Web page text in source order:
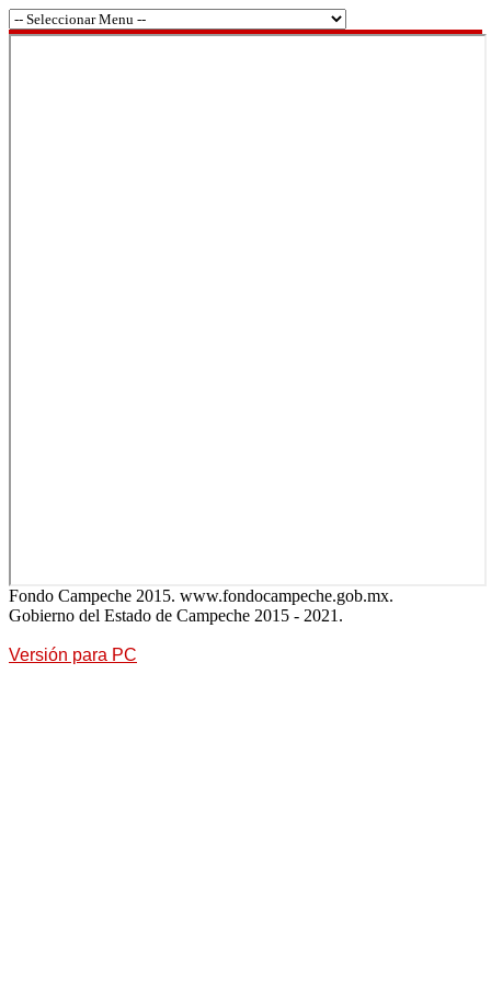
Fondo Campeche 2015. www.fondocampeche.gob.mx.
Gobierno del Estado de Campeche 2015 - 2021.
Versión para PC